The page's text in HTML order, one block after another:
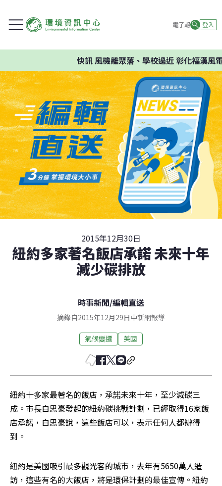
電子報 登入
快訊風機離聚落、學校過近 彰化福漢風電
2015年12月30日
紐約多家著名飯店承諾 未來十年
減少碳排放
時事新聞/編輯直送
摘錄自2015年12月29日中新網報導
氣候變遷 美國
紐約十多家最著名的飯店，承諾未來十年，至少減碳三
成。市長白思豪發起的紐約碳挑戰計劃，已經取得16家飯
店承諾，白思豪說，這些飯店可以，表示任何人都辦得
到。
紐約是美國吸引最多觀光客的城市，去年有5650萬人造
訪，這些有名的大飯店，將是環保計劃的最佳宣傳。紐約